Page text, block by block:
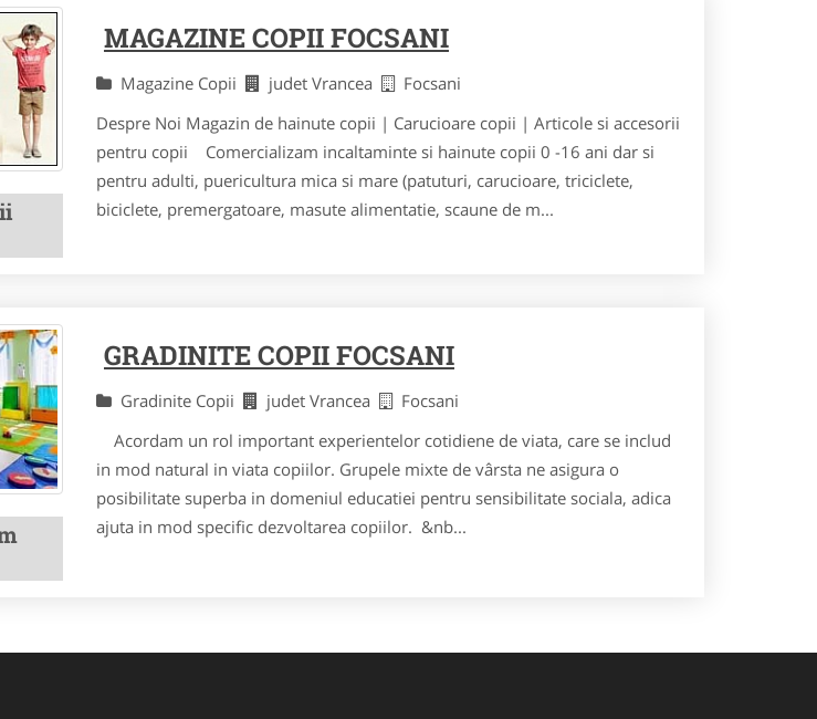
MAGAZINE COPII FOCSANI
Magazine Copii judet Vrancea
Focsani
Despre Noi Magazin de hainute copii | Carucioare copii | Articole si accesorii
pentru copii Comercializam incaltaminte si hainute copii 0 -16 ani dar si
pentru adulti, puericultura mica si mare (patuturi, carucioare, triciclete,
biciclete, premergatoare, masute alimentatie, scaune de m...
GRADINITE COPII FOCSANI
Gradinite Copii judet Vrancea
Focsani
Acordam un rol important experientelor cotidiene de viata, care se includ
in mod natural in viata copiilor. Grupele mixte de vârsta ne asigura o
posibilitate superba in domeniul educatiei pentru sensibilitate sociala, adica
ajuta in mod specific dezvoltarea copiilor. &nb...